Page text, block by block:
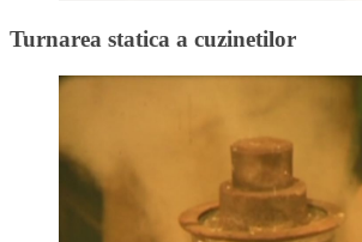
Turnarea statica a cuzinetilor